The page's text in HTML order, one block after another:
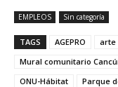
EMPLEOS Sin categoría
TAGS AGEPRO arte
Mural comunitario
ONU-Hábitat
Parque